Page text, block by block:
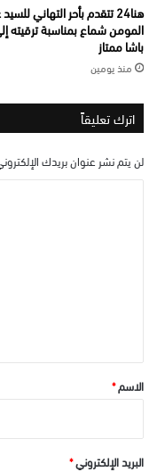
هنا24 تتقدم بأحر التهاني
المومن شماع بمناسبة ترقيته
باشا ممتاز
منذ يومين
اترك تعليقاً
لن يتم نشر عنوان بريدك
*الاسم*
البريد الإلكتروني*